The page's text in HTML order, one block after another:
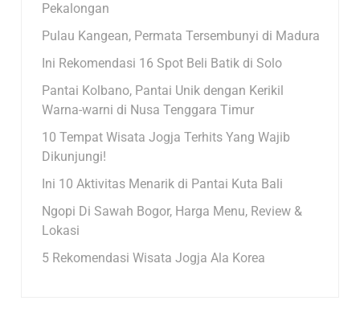
Pekalongan
Pulau Kangean, Permata Tersembunyi di Madura
Ini Rekomendasi 16 Spot Beli Batik di Solo
Pantai Kolbano, Pantai Unik dengan Kerikil
Warna-warni di Nusa Tenggara Timur
10 Tempat Wisata Jogja Terhits Yang Wajib
Dikunjungi!
Ini 10 Aktivitas Menarik di Pantai Kuta Bali
Ngopi Di Sawah Bogor, Harga Menu, Review &
Lokasi
5 Rekomendasi Wisata Jogja Ala Korea